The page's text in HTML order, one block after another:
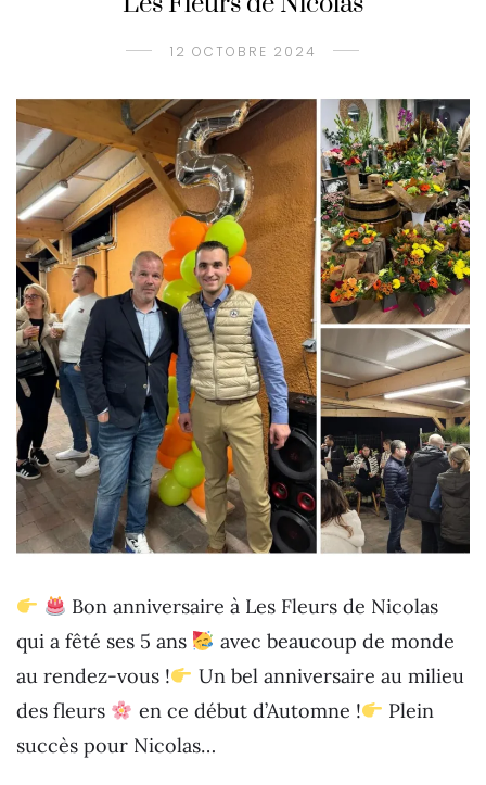
12 OCTOBRE 2024
Bon anniversaire à Les Fleurs de Nicolas
qui a fêté ses 5 ans
avec beaucoup de monde
au rendez-vous !
Un bel anniversaire au milieu
des fleurs
en ce début d’Automne !
Plein
succès pour Nicolas…